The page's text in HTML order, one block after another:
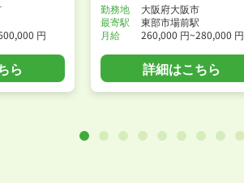
円
ら
勤務地
大阪府大阪市
最寄駅
東部市場前駅
月給
260,000 円~280,000 円
詳細はこちら